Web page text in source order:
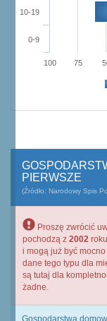
0-9
10-19
100 75
PIERWSZE
(Źródło: Narodowy Spis
Proszę zwrócić
pochodzą z 2002
i mogą już być
dane tego typu dla
są tutaj dla
żadne.
Gospodarstwa